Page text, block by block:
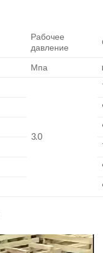
Рабочее
давление
Мпа
3.0